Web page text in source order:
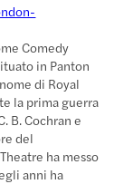
Comedy
in Panton
di Royal
la prima guerra
B. Cochran e
del
ha messo
anni ha